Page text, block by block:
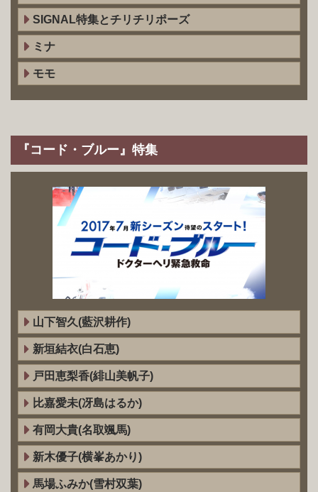
SIGNAL特集とチリチリポーズ
ミナ
モモ
『コード・ブルー』特集
山下智久(藍沢耕作)
新垣結衣(白石恵)
戸田恵梨香(緋山美帆子)
比嘉愛未(冴島はるか)
有岡大貴(名取颯馬)
新木優子(横峯あかり)
馬場ふみか(雪村双葉)